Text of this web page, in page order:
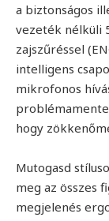
a biztonságos
vezeték nélküli
zajszűréssel
intelligens
mikrofonos
hogy
Mutogasd
meg az összes
megjelenés